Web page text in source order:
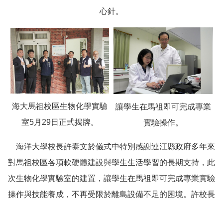
心針。
海大馬祖校區生物化學實驗
室5月29日正式揭牌。
讓學生在馬祖即可完成專業
實驗操作。
海洋大學校長許泰文於儀式中特別感謝連江縣政府多年來
對馬祖校區各項軟硬體建設與學生生活學習的長期支持，此
次生物化學實驗室的建置，讓學生在馬祖即可完成專業實驗
操作與技能養成，不再受限於離島設備不足的困境。許校長